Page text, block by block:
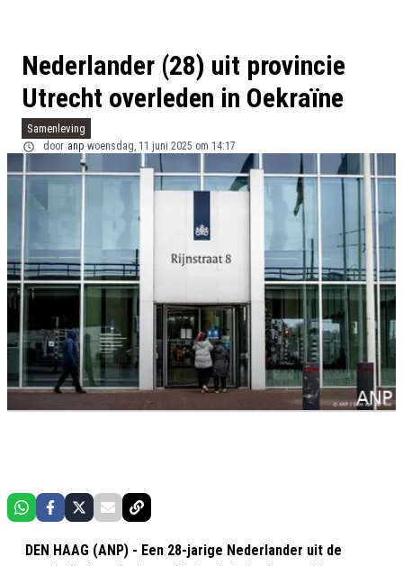
Nederlander (28) uit provincie
Utrecht overleden in Oekraïne
Samenleving
door anp woensdag, 11 juni 2025 om 14:17
DEN HAAG (ANP) - Een 28-jarige Nederlander uit de